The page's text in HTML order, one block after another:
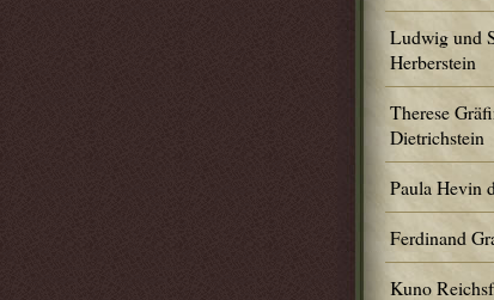
Ludwig und
Herberstein
Therese
Dietrichstein
Paula Hevin
Ferdinand
Kuno